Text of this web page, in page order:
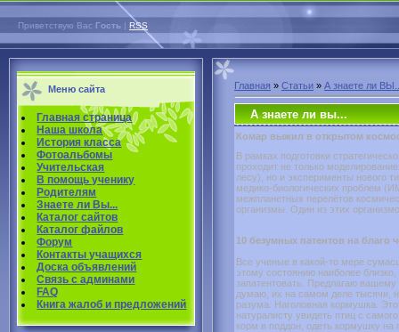
Приветствую Вас Гость | RSS
Меню сайта
Главная страница
Наша школа
История класса
Фотоальбомы
Учительская
В помощь ученику
Родителям
Знаете ли Вы...
Каталог сайтов
Каталог файлов
Форум
Контакты учащихся
Доска объявлений
Связь с админами
FAQ
Книга жалоб и предложений
Главная » Статьи » А знаете ли
А знаете ли вы...
Комар выжил в открытом
В рамках подготовки
проходит не только
лесу), но и эксперименты нового
медико-биологических проблем
межпланетных перелётов
организмы. Один из этих
10 безумных патентов на благо
Все ученые в какой-то мере
этому состоянию наиболее
запатентовать. Предлагаю
думаю, их на самом деле тысячи,
разума. Наголовная кормушка.
натуралисту увидеть птиц с
корм в поддон, одеть кормушку на